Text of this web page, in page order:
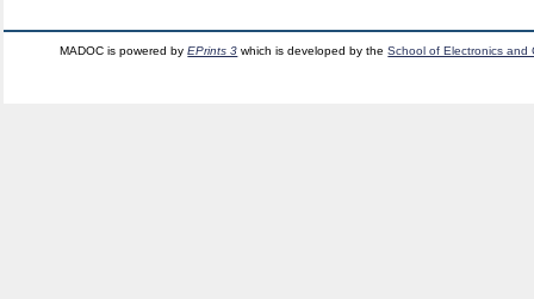
MADOC is powered byEPrints 3 which is developed by theSchool of Electronics and